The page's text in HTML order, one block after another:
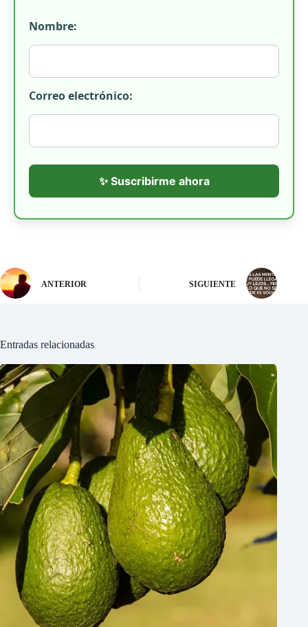
Nombre:
Correo electrónico:
✨ Suscribirme ahora
ANTERIOR SIGUIENTE
Entradas relacionadas